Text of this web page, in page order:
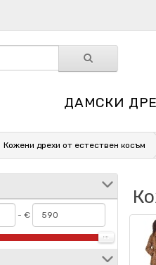
ДАМСКИ
Кожени дрехи от естествен косъм
- €